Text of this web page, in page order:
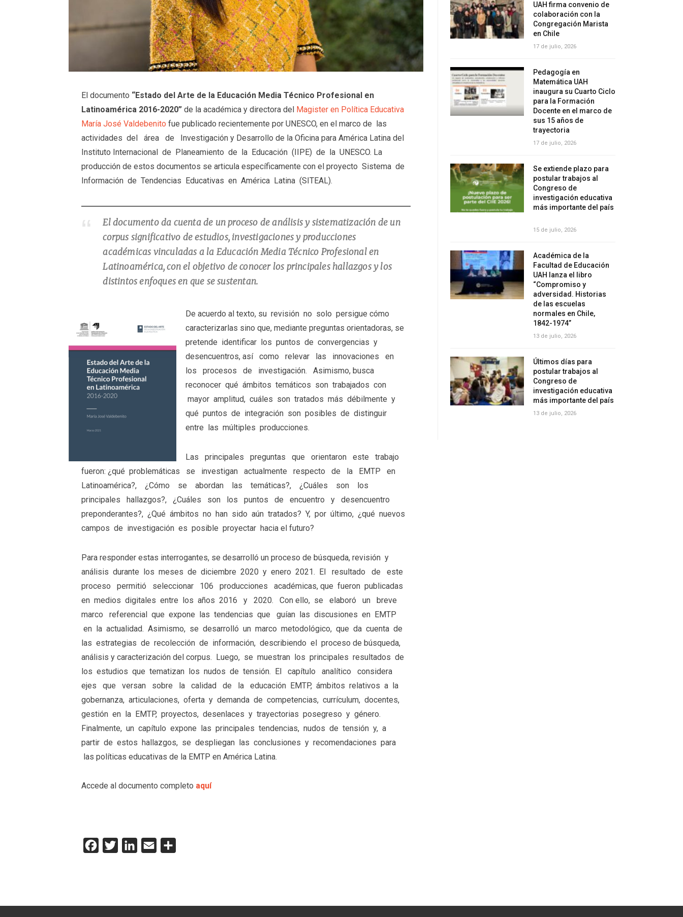
El documento “Estado del Arte de la Educación Media Técnico Profesional en
Latinoamérica 2016-2020” de la académica y directora del Magister en Política Educativa
María José Valdebenito fue publicado recientemente por UNESCO, en el marco de las
actividades del área de Investigación y Desarrollo de la Oficina para América Latina del
Instituto Internacional de Planeamiento de la Educación (IIPE) de la UNESCO. La
producción de estos documentos se articula específicamente con el proyecto Sistema de
Información de Tendencias Educativas en América Latina (SITEAL).
El documento da cuenta de un proceso de análisis y sistematización de un
corpus significativo de estudios, investigaciones y producciones
académicas vinculadas a la Educación Media Técnico Profesional en
Latinoamérica, con el objetivo de conocer los principales hallazgos y los
distintos enfoques en que se sustentan.
De acuerdo al texto, su revisión no solo persigue cómo
caracterizarlas sino que, mediante preguntas orientadoras, se
pretende identificar los puntos de convergencias y
desencuentros, así como relevar las innovaciones en
los procesos de investigación. Asimismo, busca
reconocer qué ámbitos temáticos son trabajados con
mayor amplitud, cuáles son tratados más débilmente y
qué puntos de integración son posibles de distinguir
entre las múltiples producciones.
Las principales preguntas que orientaron este trabajo
fueron: ¿qué problemáticas se investigan actualmente respecto de la EMTP en
Latinoamérica?, ¿Cómo se abordan las temáticas?, ¿Cuáles son los
principales hallazgos?, ¿Cuáles son los puntos de encuentro y desencuentro
preponderantes?, ¿Qué ámbitos no han sido aún tratados? Y, por último, ¿qué nuevos
campos de investigación es posible proyectar hacia el futuro?
Para responder estas interrogantes, se desarrolló un proceso de búsqueda, revisión y
análisis durante los meses de diciembre 2020 y enero 2021. El resultado de este
proceso permitió seleccionar 106 producciones académicas, que fueron publicadas
en medios digitales entre los años 2016 y 2020. Con ello, se elaboró un breve
marco referencial que expone las tendencias que guían las discusiones en EMTP
en la actualidad. Asimismo, se desarrolló un marco metodológico, que da cuenta de
las estrategias de recolección de información, describiendo el proceso de búsqueda,
análisis y caracterización del corpus. Luego, se muestran los principales resultados de
los estudios que tematizan los nudos de tensión. El capítulo analítico considera
ejes que versan sobre la calidad de la educación EMTP, ámbitos relativos a la
gobernanza, articulaciones, oferta y demanda de competencias, currículum, docentes,
gestión en la EMTP, proyectos, desenlaces y trayectorias posegreso y género.
Finalmente, un capítulo expone las principales tendencias, nudos de tensión y, a
partir de estos hallazgos, se despliegan las conclusiones y recomendaciones para
las políticas educativas de la EMTP en América Latina.
Accede al documento completo aquí
Facebook
Twitter LinkedInEmail
UAH firma convenio de
colaboración con la
Congregación Marista
en Chile
17 de julio, 2026
Pedagogía en
Matemática UAH
inaugura su Cuarto Ciclo
para la Formación
Docente en el marco de
sus 15 años de
trayectoria
17 de julio, 2026
Se extiende plazo para
postular trabajos al
Congreso de
investigación educativa
más importante del país
15 de julio, 2026
Académica de la
Facultad de Educación
UAH lanza el libro
“Compromiso y
adversidad. Historias
de las escuelas
normales en Chile,
1842-1974”
13 de julio, 2026
Últimos días para
postular trabajos al
Congreso de
investigación educativa
más importante del país
13 de julio, 2026